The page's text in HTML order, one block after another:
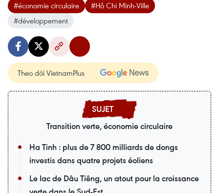
#économie circulaire
#Hô Chi Minh-Ville
#développement
Theo dõi VietnamPlus
Transition verte, économie circulaire
Ha Tinh : plus de 7 800 milliards de dongs
investis dans quatre projets éoliens
Le lac de Dâu Tiêng, un atout pour la croissance